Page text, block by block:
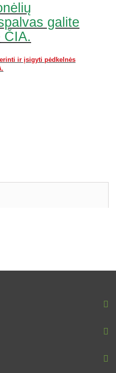
galite
ČIA.
ir įsigyti pėdkelnės